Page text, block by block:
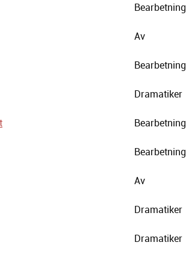
Bearbetning
Av
Bearbetning
Dramatiker
Bearbetning
Bearbetning
Av
Dramatiker
Dramatiker